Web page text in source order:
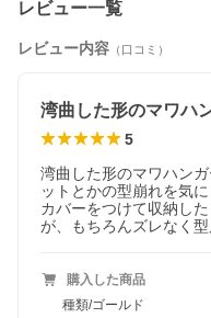
レビュー一覧
レビュー内容 （口コミ）
5
湾曲した形のマワハン
ットとかの型崩れを気に
カバーをつけて収納し
が、もちろんズレなく型
購入した商品
種類/ゴールド